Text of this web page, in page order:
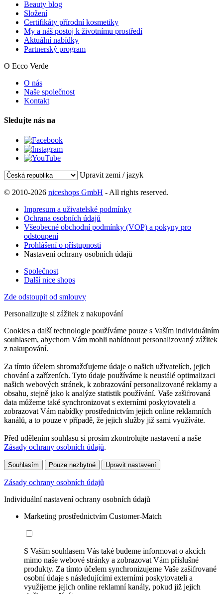
Beauty blog
Složení
Certifikáty přírodní kosmetiky
My a náš postoj k životnímu prostředí
Aktuální nabídky
Partnerský program
O Ecco Verde
O nás
Naše společnost
Kontakt
Sledujte nás na
Upravit zemi / jazyk
© 2010-2026 niceshops GmbH - All rights reserved.
Impresum a uživatelské podmínky
Ochrana osobních údajů
Všeobecné obchodní podmínky (VOP) a pokyny pro
odstoupení
Prohlášení o přístupnosti
Nastavení ochrany osobních údajů
Společnost
Další nice shops
Zde odstoupit od smlouvy
Personalizujte si zážitek z nakupování
Cookies a další technologie používáme pouze s Vaším individuálním
souhlasem, abychom Vám mohli nabídnout personalizovaný zážitek
z nakupování.
Za tímto účelem shromažďujeme údaje o našich uživatelích, jejich
chování a zařízeních. Tyto údaje používáme k neustálé optimalizaci
našich webových stránek, k zobrazování personalizované reklamy a
obsahu, stejně jako k analýze statistik používání. Vaše zašifrovaná
data můžeme také synchronizovat s externími poskytovateli a
zobrazovat Vám nabídky prostřednictvím jejich online reklamních
kanálů, a to pouze v případě, že jejich služby již sami využíváte.
Před udělením souhlasu si prosím zkontrolujte nastavení a naše
Zásady ochrany osobních údajů.
Souhlasím Pouze nezbytné Upravit nastavení
Zásady ochrany osobních údajů
Individuální nastavení ochrany osobních údajů
Marketing prostřednictvím Customer-Match
S Vaším souhlasem Vás také budeme informovat o akcích
mimo naše webové stránky a zobrazovat Vám příslušné
produkty. Za tímto účelem synchronizujeme Vaše zašifrované
osobní údaje s následujícími externími poskytovateli a
využijeme jejich online reklamní kanály, pokud již jejich